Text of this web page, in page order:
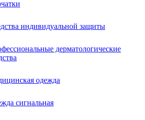
индивидуальной защиты
дерматологические
одежда
сигнальная